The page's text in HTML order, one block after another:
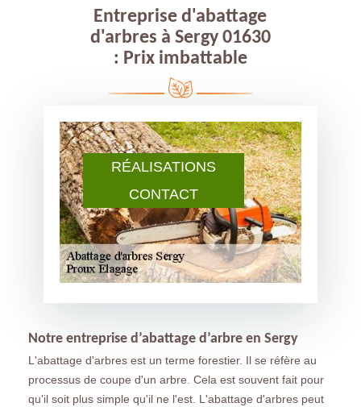
RÉALISATIONS
CONTACT
Entreprise d'abattage
d'arbres à Sergy 01630
: Prix imbattable
Notre entreprise d’abattage d’arbre en Sergy
L'abattage d'arbres est un terme forestier. Il se réfère au
processus de coupe d'un arbre. Cela est souvent fait pour
qu'il soit plus simple qu'il ne l'est. L'abattage d'arbres peut